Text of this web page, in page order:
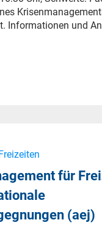
Informationen und
für
(aej)